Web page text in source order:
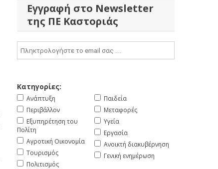
Εγγραφή στο Newsletter
της ΠΕ Καστοριάς
Κατηγορίες:
Ανάπτυξη
Περιβάλλον
Εξυπηρέτηση του
Πολίτη
Αγροτική Οικονομία
Τουρισμός
Πολιτισμός
Παιδεία
Μεταφορές
Υγεία
Εργασία
Ανοικτή διακυβέρνηση
Γενική ενημέρωση